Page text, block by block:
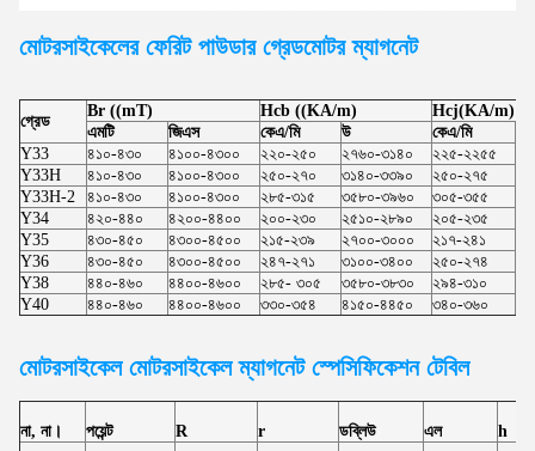
মোটরসাইকেলের ফেরিট পাউডার গ্রেডমোটর ম্যাগনেট
গ্রেড
Br ((mT) Hcb ((KA/m)
Hcj(KA/m)
এমটি
জিএস কেএ/মি উ কেএ/মি
Y33
৪১০-৪৩০ ৪১০০-৪৩০০ ২২০-২৫০ ২৭৬০-৩১৪০ ২২৫-২২৫৫
Y33H
৪১০-৪৩০ ৪১০০-৪৩০০ ২৫০-২৭০ ৩১৪০-৩৩৯০ ২৫০-২৭৫
Y33H-2
৪১০-৪৩০ ৪১০০-৪৩০০ ২৮৫-৩১৫ ৩৫৮০-৩৯৬০ ৩০৫-৩৫৫
Y34
৪২০-৪৪০ ৪২০০-৪৪০০ ২০০-২৩০ ২৫১০-২৮৯০ ২০৫-২৩৫
Y35
৪৩০-৪৫০ ৪৩০০-৪৫০০ ২১৫-২৩৯ ২৭০০-৩০০০ ২১৭-২৪১
Y36
৪৩০-৪৫০ ৪৩০০-৪৫০০ ২৪৭-২৭১ ৩১০০-৩৪০০ ২৫০-২৭৪
Y38
৪৪০-৪৬০ ৪৪০০-৪৬০০ ২৮৫- ৩০৫ ৩৫৮০-৩৮৩০ ২৯৪-৩১০
Y40
৪৪০-৪৬০ ৪৪০০-৪৬০০ ৩৩০-৩৫৪ ৪১৫০-৪৪৫০ ৩৪০-৩৬০
মোটরসাইকেল মোটরসাইকেল ম্যাগনেট স্পেসিফিকেশন টেবিল
না, না। পয়েন্ট R r ডব্লিউ এল h